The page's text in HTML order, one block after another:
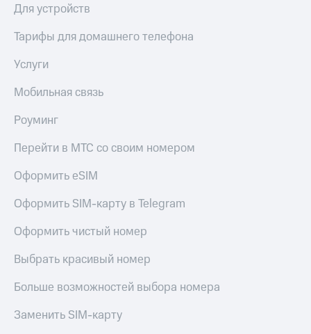
Для устройств
Тарифы для домашнего телефона
Услуги
Мобильная связь
Роуминг
Перейти в МТС со своим номером
Оформить eSIM
Оформить SIM-карту в Telegram
Оформить чистый номер
Выбрать красивый номер
Больше возможностей выбора номера
Заменить SIM-карту